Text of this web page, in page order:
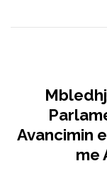
Avancimin
me